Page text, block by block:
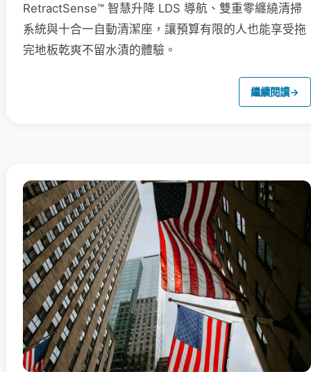
RetractSense™ 智慧升降 LDS 導航、雙重零纏繞清掃
系統與十合一自動清潔座，讓預算有限的人也能享受拖
完地板乾爽不留水漬的體驗。
繼續閱讀→